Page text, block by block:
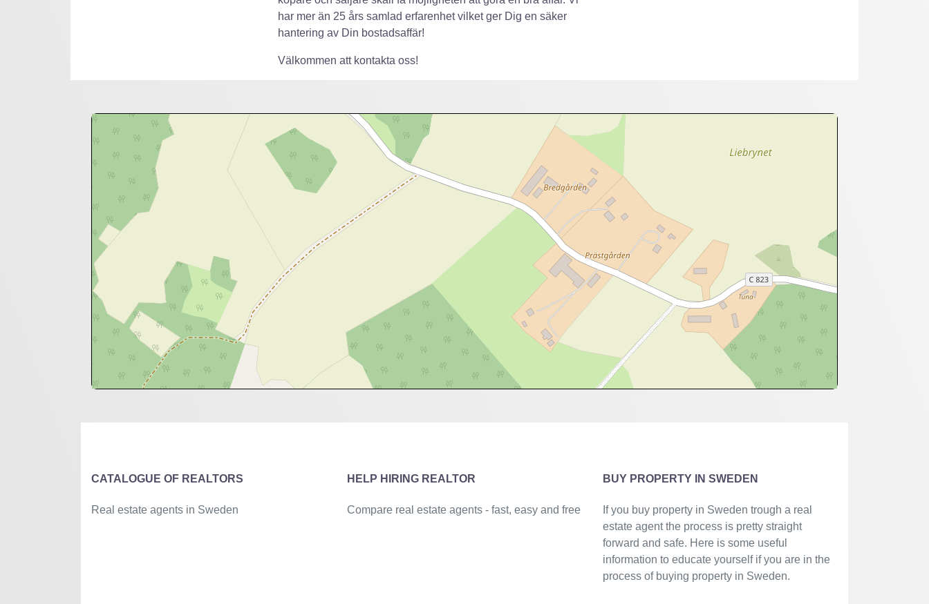
har mer än 25 års samlad erfarenhet vilket ger Dig en säker
hantering av Din bostadsaffär!
Välkommen att kontakta oss!
CATALOGUE OF REALTORS
Real estate agents in Sweden
HELP HIRING REALTOR
Compare real estate agents - fast, easy and free
BUY PROPERTY IN SWEDEN
If you buy property in Sweden trough a real
estate agent the process is pretty straight
forward and safe. Here is some useful
information to educate yourself if you are in the
process of buying property in Sweden.